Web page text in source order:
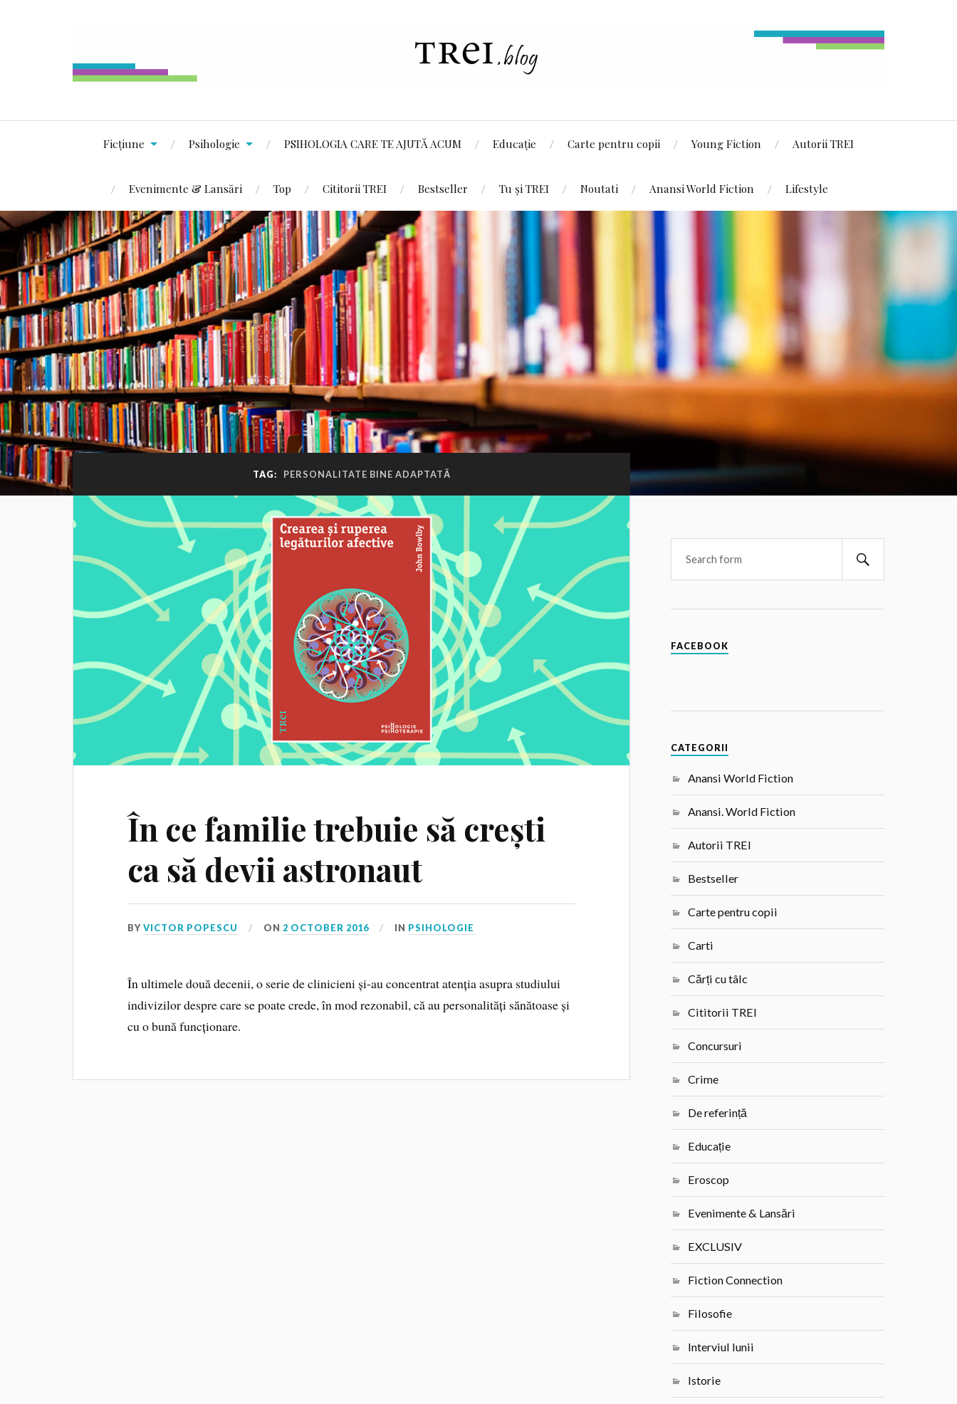
Ficțiune Psihologie PSIHOLOGIA CARE TE AJUTĂ ACUM Educație Carte pentru copii Young Fiction Autorii TREI
Evenimente & Lansări Top Cititorii TREI Bestseller Tu și TREI Noutati Anansi World Fiction Lifestyle
TAG: PERSONALITATE BINE ADAPTATĂ
În ce familie trebuie să crești
ca să devii astronaut
BYVICTOR POPESCU ON 2 OCTOBER 2016 IN PSIHOLOGIE
În ultimele două decenii, o serie de clinicieni și-au concentrat atenția asupra studiului
indivizilor despre care se poate crede, în mod rezonabil, că au personalități sănătoase și
cu o bună funcționare.
FACEBOOK
CATEGORII
Anansi World Fiction
Anansi. World Fiction
Autorii TREI
Bestseller
Carte pentru copii
Carti
Cărți cu tâlc
Cititorii TREI
Concursuri
Crime
De referință
Educație
Eroscop
Evenimente & Lansări
EXCLUSIV
Fiction Connection
Filosofie
Interviul lunii
Istorie